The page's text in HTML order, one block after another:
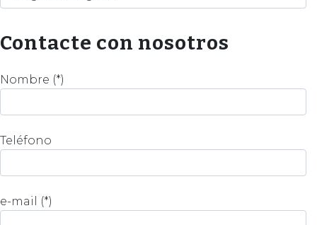
Contacte con nosotros
Nombre (*)
Teléfono
e-mail (*)